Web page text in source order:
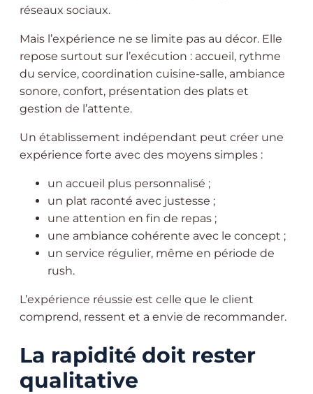
réseaux sociaux.
Mais l’expérience ne se limite pas au décor. Elle
repose surtout sur l’exécution : accueil, rythme
du service, coordination cuisine-salle, ambiance
sonore, confort, présentation des plats et
gestion de l’attente.
Un établissement indépendant peut créer une
expérience forte avec des moyens simples :
un accueil plus personnalisé ;
un plat raconté avec justesse ;
une attention en fin de repas ;
une ambiance cohérente avec le concept ;
un service régulier, même en période de
rush.
L’expérience réussie est celle que le client
comprend, ressent et a envie de recommander.
La rapidité doit rester
qualitative